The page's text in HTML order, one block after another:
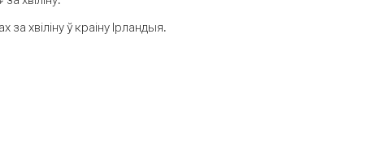
хвіліну ў краіну Ірландыя.